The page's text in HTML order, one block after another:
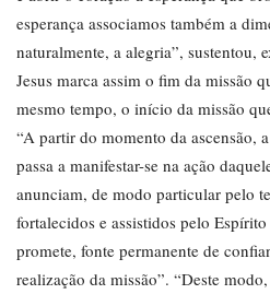
esperança associamos também a
naturalmente, a alegria”, sustentou,
Jesus marca assim o fim da missão
mesmo tempo, o início da missão
“A partir do momento da ascensão,
passa a manifestar-se na ação
anunciam, de modo particular pelo
fortalecidos e assistidos pelo Espírito
promete, fonte permanente de
realização da missão”. “Deste